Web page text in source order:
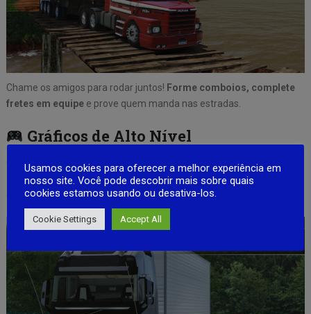
Chame os amigos para rodar juntos! Forme comboios, complete
fretes em equipee prove quem manda nas estradas.
Gráficos de Alto Nível
Cada detalhe foi pensado para oferecer
a experiência mais
realista, com cenários incríveis, caminhões detalhados e mudanças
climáticas dinâmicas.
Usamos cookies para oferecer a melhor experiência em
nosso site. Você pode descobrir mais sobre quais
cookies estamos usando ou desativa-los.
Cookie Settings Accept All